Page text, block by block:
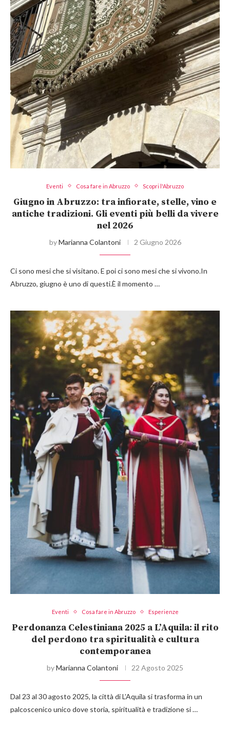
Eventi Cosa fare in Abruzzo Scopri l'Abruzzo
Giugno in Abruzzo: tra infiorate, stelle, vino e
antiche tradizioni. Gli eventi più belli da vivere
nel 2026
byMarianna Colantoni 2 Giugno 2026
Ci sono mesi che si visitano. E poi ci sono mesi che si vivono.In
Abruzzo, giugno è uno di questi.È il momento …
Eventi Cosa fare in Abruzzo Esperienze
Perdonanza Celestiniana 2025 a L’Aquila: il rito
del perdono tra spiritualità e cultura
contemporanea
byMarianna Colantoni 22 Agosto 2025
Dal 23 al 30 agosto 2025, la città di L’Aquila si trasforma in un
palcoscenico unico dove storia, spiritualità e tradizione si …